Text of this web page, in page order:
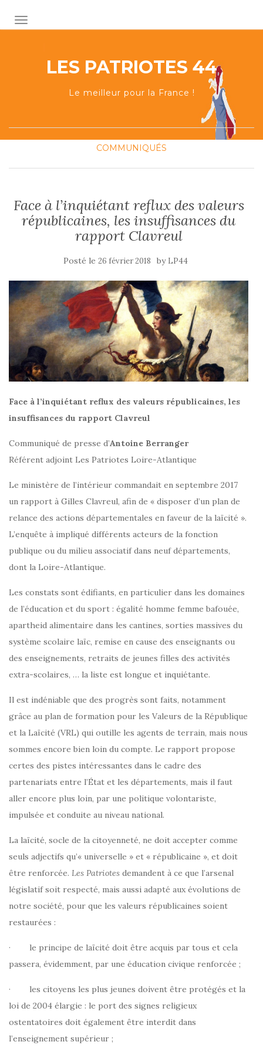
AFFICHER/MASQUER LA NAVIGATION
LES PATRIOTES 44
Le meilleur pour la France !
COMMUNIQUÉS
Face à l’inquiétant reflux des valeurs
républicaines, les insuffisances du
rapport Clavreul
Posté le 26 février 2018 by LP44
Face à l’inquiétant reflux des valeurs républicaines, les
insuffisances du rapport Clavreul
Communiqué de presse d’Antoine Berranger
Référent adjoint Les Patriotes Loire-Atlantique
Le ministère de l’intérieur commandait en septembre 2017
un rapport à Gilles Clavreul, afin de « disposer d’un plan de
relance des actions départementales en faveur de la laïcité ».
L’enquête à impliqué différents acteurs de la fonction
publique ou du milieu associatif dans neuf départements,
dont la Loire-Atlantique.
Les constats sont édifiants, en particulier dans les domaines
de l’éducation et du sport : égalité homme femme bafouée,
apartheid alimentaire dans les cantines, sorties massives du
système scolaire laïc, remise en cause des enseignants ou
des enseignements, retraits de jeunes filles des activités
extra-scolaires, … la liste est longue et inquiétante.
Il est indéniable que des progrès sont faits, notamment
grâce au plan de formation pour les Valeurs de la République
et la Laïcité (VRL) qui outille les agents de terrain, mais nous
sommes encore bien loin du compte. Le rapport propose
certes des pistes intéressantes dans le cadre des
partenariats entre l’État et les départements, mais il faut
aller encore plus loin, par une politique volontariste,
impulsée et conduite au niveau national.
La laïcité, socle de la citoyenneté, ne doit accepter comme
seuls adjectifs qu’« universelle » et « républicaine », et doit
être renforcée. Les Patriotes demandent à ce que l’arsenal
législatif soit respecté, mais aussi adapté aux évolutions de
notre société, pour que les valeurs républicaines soient
restaurées :
· le principe de laïcité doit être acquis par tous et cela
passera, évidemment, par une éducation civique renforcée ;
· les citoyens les plus jeunes doivent être protégés et la
loi de 2004 élargie : le port des signes religieux
ostentatoires doit également être interdit dans
l’enseignement supérieur ;